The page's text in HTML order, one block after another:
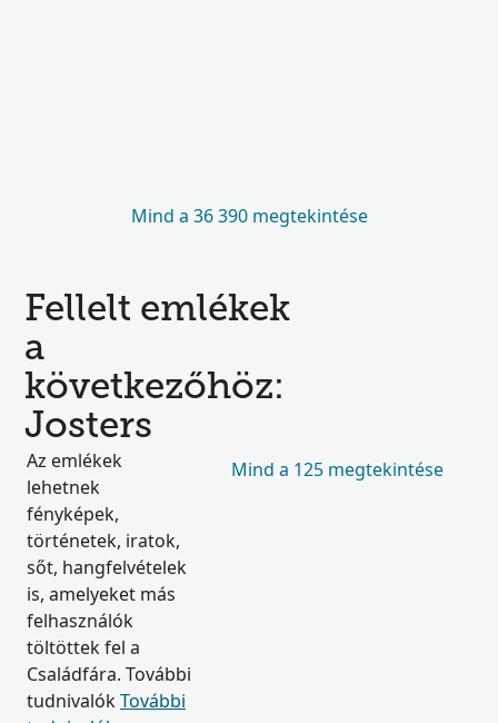
Mind a 36 390 megtekintése
Fellelt emlékek
a
következőhöz:
Josters
Az emlékek
lehetnek
fényképek,
történetek, iratok,
sőt, hangfelvételek
is, amelyeket más
felhasználók
töltöttek fel a
Családfára. További
tudnivalókTovábbi
Mind a 125 megtekintése